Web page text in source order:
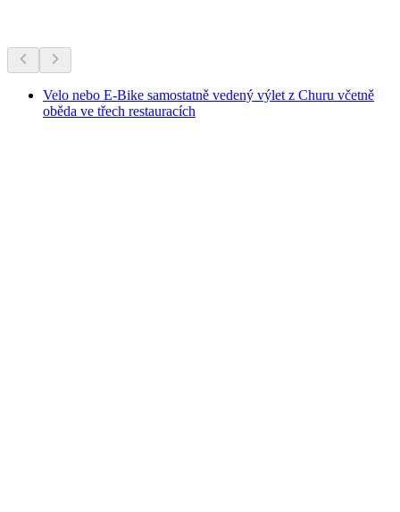
Velo nebo E-Bike samostatně vedený výlet z Churu včetně
oběda ve třech restauracích